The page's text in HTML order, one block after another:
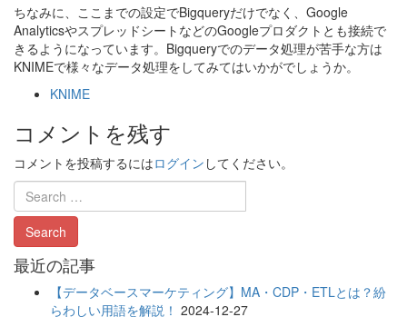
ちなみに、ここまでの設定でBigqueryだけでなく、Google
AnalyticsやスプレッドシートなどのGoogleプロダクトとも接続で
きるようになっています。Bigqueryでのデータ処理が苦手な方は
KNIMEで様々なデータ処理をしてみてはいかがでしょうか。
KNIME
コメントを残す
コメントを投稿するにはログイン してください。
最近の記事
【データベースマーケティング】MA・CDP・ETLとは？紛
らわしい用語を解説！ 2024-12-27